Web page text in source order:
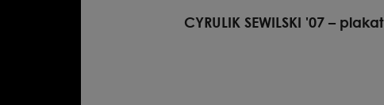
CYRULIK SEWILSKI '07 – plakat